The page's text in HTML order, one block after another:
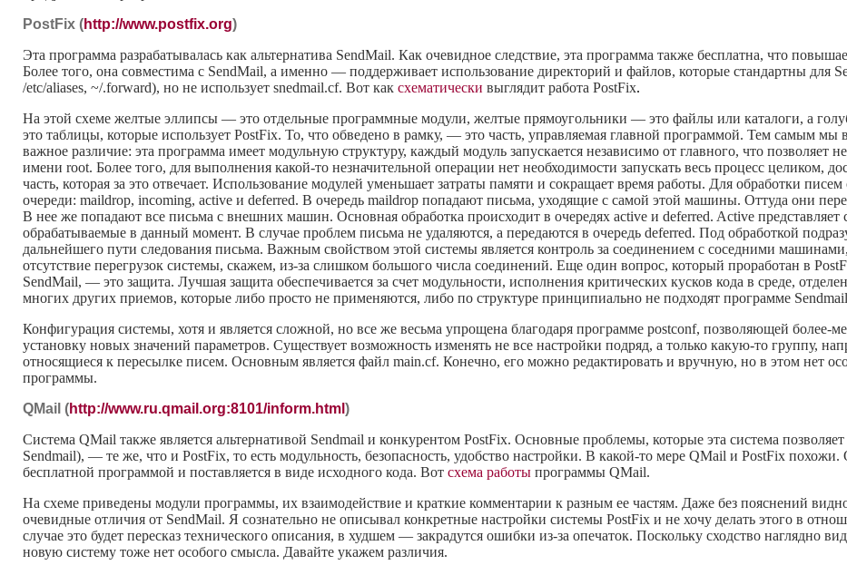
PostFix (http://www.postfix.org)
Эта программа разрабатывалась как альтернатива SendMail. Как очевидное следствие, эта программа также бесплатна, что
Более того, она совместима с SendMail, а именно — поддерживает использование директорий и файлов, которые стандартны для
/etc/aliases, ~/.forward), но не использует snedmail.cf. Вот как схематически выглядит работа PostFix.
На этой схеме желтые эллипсы — это отдельные программные модули, желтые прямоугольники — это файлы или каталоги, а
это таблицы, которые использует PostFix. То, что обведено в рамку, — это часть, управляемая главной программой. Тем самым мы
важное различие: эта программа имеет модульную структуру, каждый модуль запускается независимо от главного, что позволяет
имени root. Более того, для выполнения какой-то незначительной операции нет необходимости запускать весь процесс целиком,
часть, которая за это отвечает. Использование модулей уменьшает затраты памяти и сокращает время работы. Для обработки
очереди: maildrop, incoming, active и deferred. В очередь maildrop попадают письма, уходящие с самой этой машины. Оттуда они
В нее же попадают все письма с внешних машин. Основная обработка происходит в очередях active и deferred. Active представляет
обрабатываемые в данный момент. В случае проблем письма не удаляются, а передаются в очередь deferred. Под обработкой
дальнейшего пути следования письма. Важным свойством этой системы является контроль за соединением с соседними
отсутствие перегрузок системы, скажем, из-за слишком большого числа соединений. Еще один вопрос, который проработан в
SendMail, — это защита. Лучшая защита обеспечивается за счет модульности, исполнения критических кусков кода в среде,
многих других приемов, которые либо просто не применяются, либо по структуре принципиально не подходят программе
Конфигурация системы, хотя и является сложной, но все же весьма упрощена благодаря программе postconf, позволяющей более-
установку новых значений параметров. Существует возможность изменять не все настройки подряд, а только какую-то группу,
относящиеся к пересылке писем. Основным является файл main.cf. Конечно, его можно редактировать и вручную, но в этом нет
программы.
QMail (http://www.ru.qmail.org:8101/inform.html )
Система QMail также является альтернативой Sendmail и конкурентом PostFix. Основные проблемы, которые эта система
Sendmail), — те же, что и PostFix, то есть модульность, безопасность, удобство настройки. В какой-то мере QMail и PostFix похожи.
бесплатной программой и поставляется в виде исходного кода. Вот схема работы программы QMail.
На схеме приведены модули программы, их взаимодействие и краткие комментарии к разным ее частям. Даже без пояснений
очевидные отличия от SendMail. Я сознательно не описывал конкретные настройки системы PostFix и не хочу делать этого в
случае это будет пересказ технического описания, в худшем — закрадутся ошибки из-за опечаток. Поскольку сходство наглядно
новую систему тоже нет особого смысла. Давайте укажем различия.